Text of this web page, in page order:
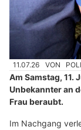
11.07.26 VON
Am Samstag, 11.
Unbekannter an
Frau beraubt.
Im Nachgang